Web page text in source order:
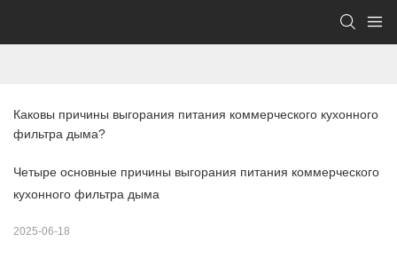
Каковы причины выгорания питания коммерческого кухонного
фильтра дыма?
Четыре основные причины выгорания питания коммерческого
кухонного фильтра дыма
2025-06-18